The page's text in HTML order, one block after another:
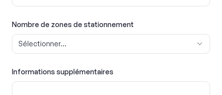
Nombre de zones de stationnement
Sélectionner...
Informations supplémentaires